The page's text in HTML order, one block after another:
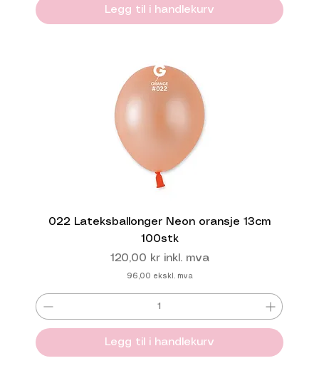
Legg til i handlekurv
022 Lateksballonger Neon oransje 13cm
100stk
Pris
120,00 kr inkl. mva
96,00 ekskl. mva
Legg til i handlekurv